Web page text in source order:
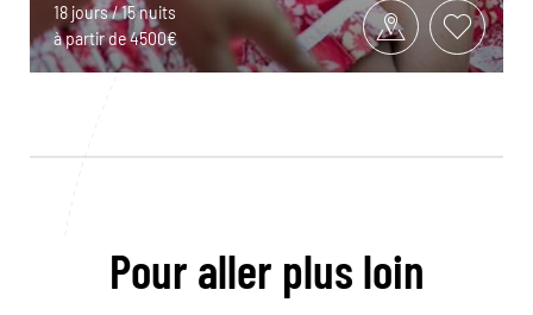
18 jours / 15 nuits
à partir de 4500€
Pour aller plus loin